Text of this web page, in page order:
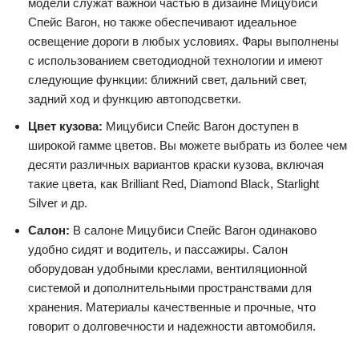
Спейс Вагон, но также обеспечивают идеальное
освещение дороги в любых условиях. Фары выполнены
с использованием светодиодной технологии и имеют
следующие функции: ближний свет, дальний свет,
задний ход и функцию автоподсветки.
Цвет кузова: Мицубиси Спейс Вагон доступен в
широкой гамме цветов. Вы можете выбрать из более чем
десяти различных вариантов краски кузова, включая
такие цвета, как Brilliant Red, Diamond Black, Starlight
Silver и др.
Салон: В салоне Мицубиси Спейс Вагон одинаково
удобно сидят и водитель, и пассажиры. Салон
оборудован удобными креслами, вентиляционной
системой и дополнительными пространствами для
хранения. Материалы качественные и прочные, что
говорит о долговечности и надежности автомобиля.